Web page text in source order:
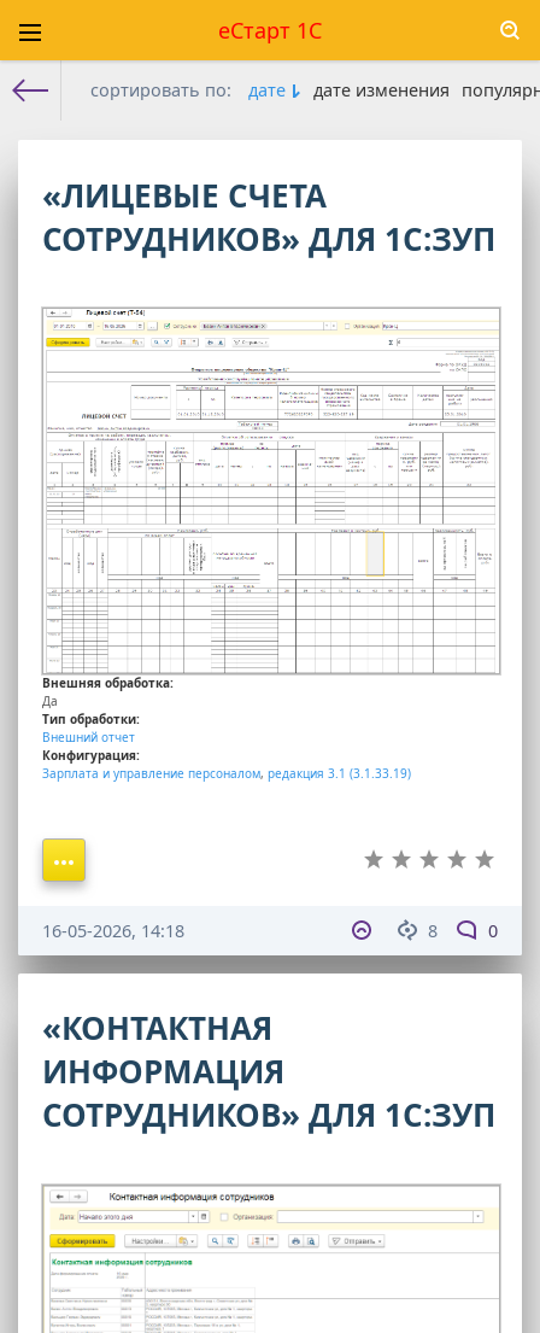
еСтарт 1С
сортировать по: дате дате изменения
«ЛИЦЕВЫЕ СЧЕТА
СОТРУДНИКОВ» ДЛЯ 1С:ЗУП
Внешняя обработка:
Да
Тип обработки:
Внешний отчет
Конфигурация:
Зарплата и управление персоналом, редакция 3.1 (3.1.33.19)
8 0
16-05-2026, 14:18
«КОНТАКТНАЯ
ИНФОРМАЦИЯ
СОТРУДНИКОВ» ДЛЯ 1С:ЗУП